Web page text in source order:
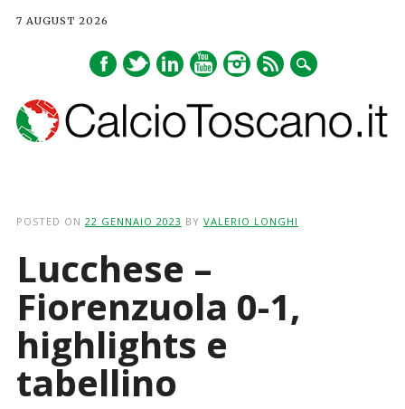
7 AUGUST 2026
POSTED ON 22 GENNAIO 2023 BY VALERIO LONGHI
Lucchese –
Fiorenzuola 0-1,
highlights e
tabellino